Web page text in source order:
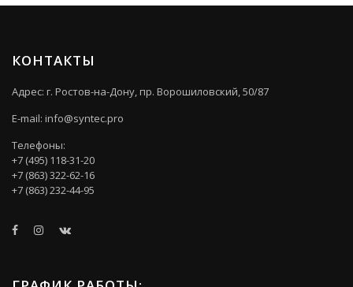
КОНТАКТЫ
Адрес: г. Ростов-на-Дону, пр. Ворошиловский, 50/87
E-mail: info@syntec.pro
Телефоны:
+7 (495) 118-31-20
+7 (863) 322-62-16
+7 (863) 232-44-95